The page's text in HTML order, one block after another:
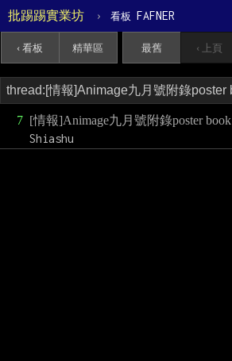
批踢踢實業坊 › 看板 FAFNER
‹ 看板 精華區 最舊 ‹ 上頁
7 [情報]Animage九月號附錄poster book
Shiashu